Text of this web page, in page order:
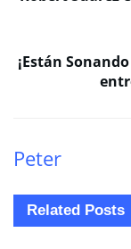
¡Están
Peter
Related Posts
DEPORTES